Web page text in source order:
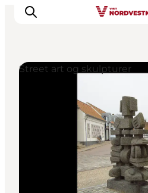
Feriesteder
Inspiration
Handicapvenlig ferie
Overnatning
Planlæg din ferie
Street art og skulpturer